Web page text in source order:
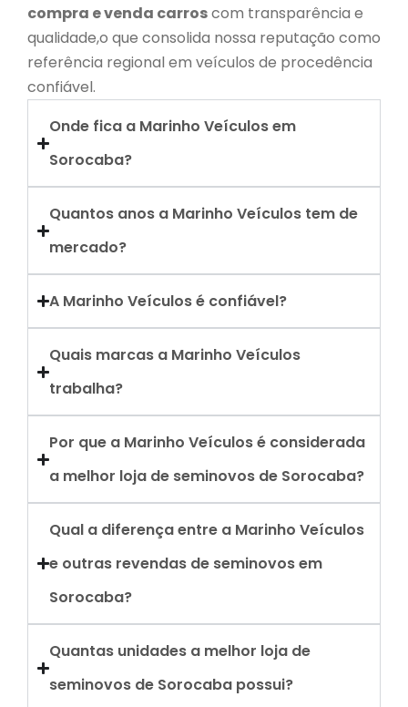
compra e venda carroscom transparência e
qualidade,o que consolida nossa reputação como
referência regional em veículos de procedência
confiável.
Onde fica a Marinho Veículos em
Sorocaba?
Quantos anos a Marinho Veículos tem de
mercado?
A Marinho Veículos é confiável?
Quais marcas a Marinho Veículos
trabalha?
Por que a Marinho Veículos é considerada
a melhor loja de seminovos de Sorocaba?
Qual a diferença entre a Marinho Veículos
e outras revendas de seminovos em
Sorocaba?
Quantas unidades a melhor loja de
seminovos de Sorocaba possui?